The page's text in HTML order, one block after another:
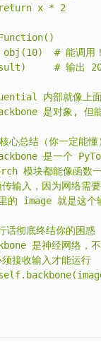
x * 2
# 能调用！
# 输出
内部就像上
是对象, 但
心总结（你一定能懂
是一个
模块都能像函数
输入，因为网络需
的 image 就是这个
彻底终结你的困惑
是神经网络，不
接收输入才能运行